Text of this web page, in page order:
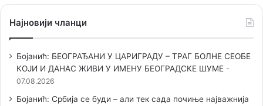
Најновији чланци
Бојанић: БЕОГРАЂАНИ У ЦАРИГРАДУ – ТРАГ БОЛНЕ СЕОБЕ
КОЈИ И ДАНАС ЖИВИ У ИМЕНУ БЕОГРАДСКЕ ШУМЕ
07.08.2026
Бојанић: Србија се буди – али тек сада почиње најважнија